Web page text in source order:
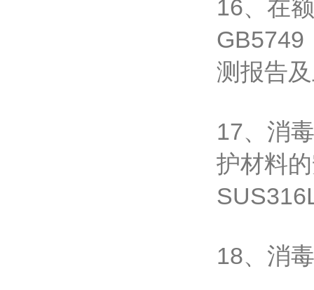
16、在
GB5749
测报告
17、消
护材料
18、消